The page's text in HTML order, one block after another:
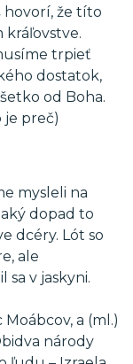
hovorí, že títo
kráľovstve.
trpieť
dostatok,
od Boha.
je preč)
mysleli na
dopad to
dcéry. Lót so
ale
sa v jaskyni.
Moábcov, a (ml.)
národy